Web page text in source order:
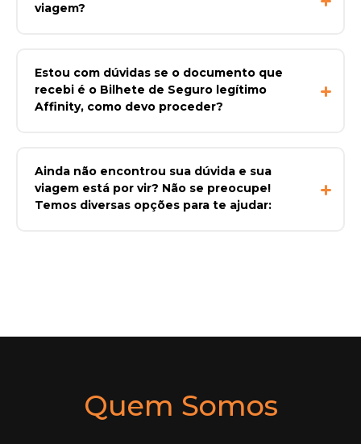
viagem?
Estou com dúvidas se o documento que
recebi é o Bilhete de Seguro legítimo
Affinity, como devo proceder?
Ainda não encontrou sua dúvida e sua
viagem está por vir? Não se preocupe!
Temos diversas opções para te ajudar:
Quem Somos